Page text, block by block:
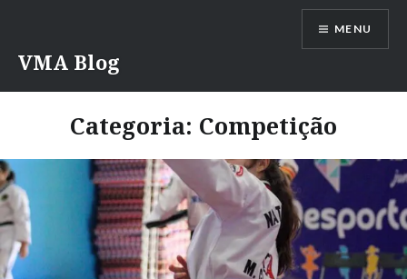
conteúdo
VMA Blog
MENU
Categoria: Competição